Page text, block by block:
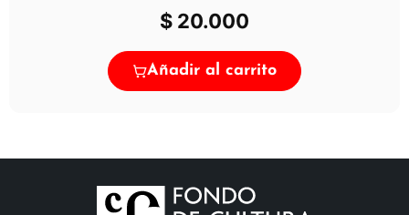
$ 20.000
Añadir al carrito